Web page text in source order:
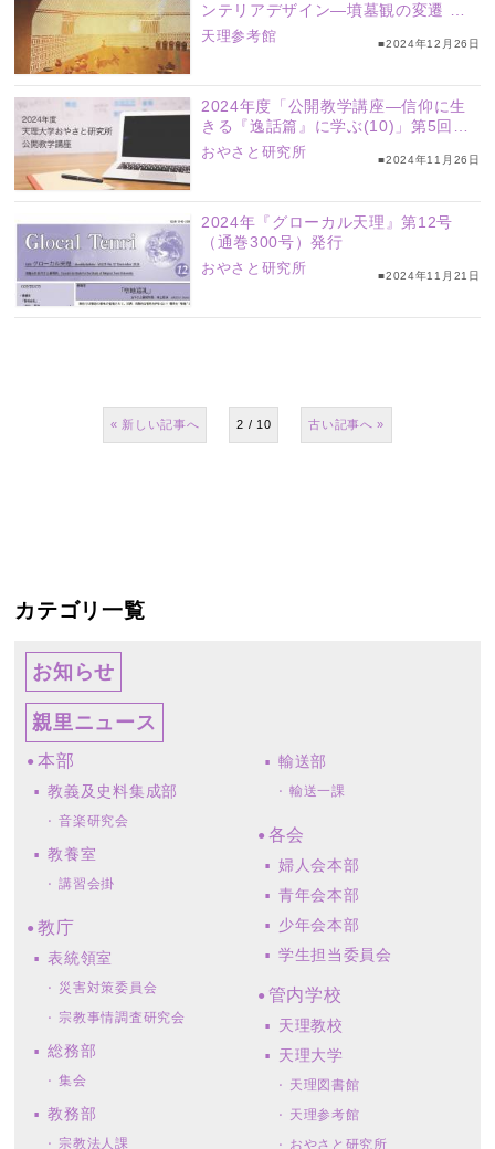
ンテリアデザイン―墳墓観の変遷 漢
から唐へ―」
天理参考館 ■2024年12月26日
2024年度「公開教学講座―信仰に生
きる『逸話篇』に学ぶ(10)」第5回
「子供には重荷」（森洋明研究員）配
おやさと研究所 ■2024年11月26日
2024年『グローカル天理』第12号
（通巻300号）発行
おやさと研究所
■2024年11月21日
2 / 10
« »
カテゴリ一覧
お知らせ
親里ニュース
本部
教義及史料集成部
音楽研究会
教養室
講習会掛
教庁
表統領室
災害対策委員会
宗教事情調査研究会
総務部
集会
教務部
宗教法人課
輸送部
輸送一課
各会
婦人会本部
青年会本部
少年会本部
学生担当委員会
管内学校
天理教校
天理大学
天理図書館
天理参考館
おやさと研究所